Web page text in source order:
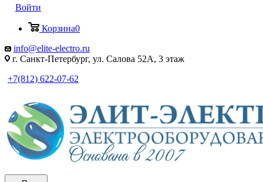
Войти
Корзина0
info@elite-electro.ru
г. Санкт-Петербург, ул. Салова 52А, 3 этаж
+7(812) 622-07-62